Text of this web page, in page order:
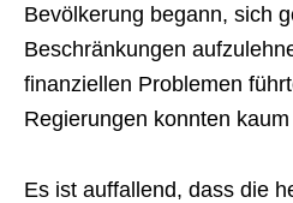
Bevölkerung begann, sich
Beschränkungen
finanziellen Problemen
Regierungen konnten
Es ist auffallend, dass die